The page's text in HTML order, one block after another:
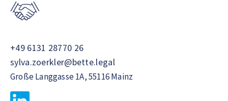
+49 6131 28770 26
sylva.zoerkler@bette.legal
Große Langgasse 1A, 55116 Mainz